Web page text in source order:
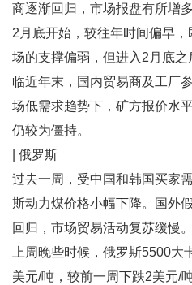
商逐渐回归，市场报盘有所增
2月底开始，较往年时间偏早
场的支撑偏弱，但进入2月底之
临近年末，国内贸易商及工厂
场低需求趋势下，矿方报价水
仍较为僵持。
| 俄罗斯
过去一周，受中国和韩国买家
斯动力煤价格小幅下降。国外
回归，市场贸易活动复苏缓慢。
上周晚些时候，俄罗斯5500
美元/吨，较前一周下跌2美元/吨